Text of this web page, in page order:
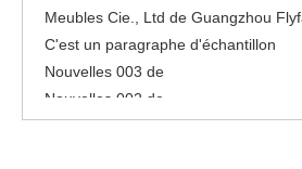
Meubles Cie., Ltd de Guangzhou
C'est un paragraphe d'échantillon
Nouvelles 003 de
Nouvelles 002 de
Nouvelles 001 de